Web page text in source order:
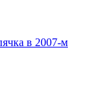
в 2007-м